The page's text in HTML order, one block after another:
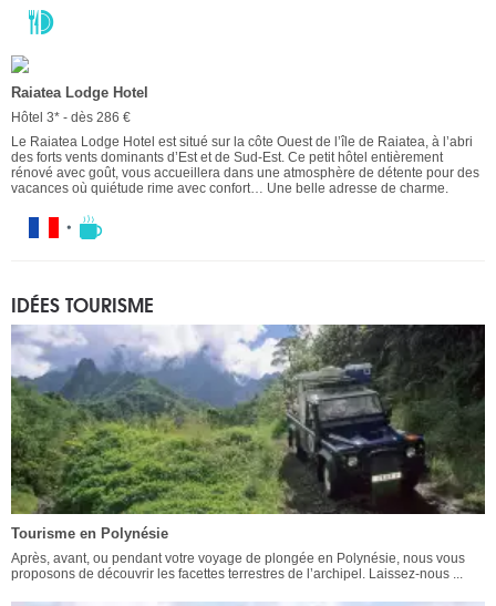
Raiatea Lodge Hotel
Hôtel 3* - dès 286 €
Le Raiatea Lodge Hotel est situé sur la côte Ouest de l’île de Raiatea, à l’abri
des forts vents dominants d’Est et de Sud-Est. Ce petit hôtel entièrement
rénové avec goût, vous accueillera dans une atmosphère de détente pour des
vacances où quiétude rime avec confort… Une belle adresse de charme.
IDÉES TOURISME
Tourisme en Polynésie
Après, avant, ou pendant votre voyage de plongée en Polynésie, nous vous
proposons de découvrir les facettes terrestres de l’archipel. Laissez-nous ...